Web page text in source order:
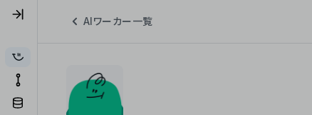
AIワーカー一覧